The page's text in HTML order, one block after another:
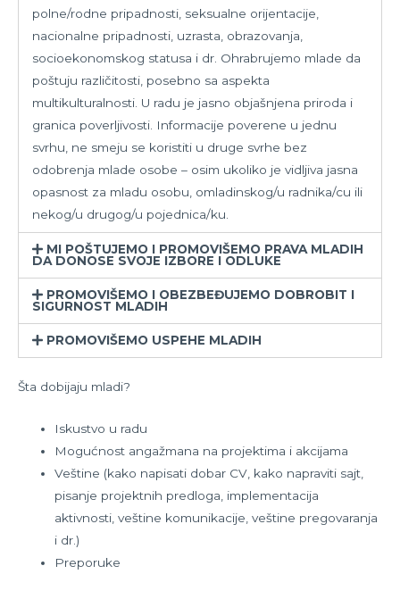
polne/rodne pripadnosti, seksualne orijentacije,
nacionalne pripadnosti, uzrasta, obrazovanja,
socioekonomskog statusa i dr. Ohrabrujemo mlade da
poštuju različitosti, posebno sa aspekta
multikulturalnosti. U radu je jasno objašnjena priroda i
granica poverljivosti. Informacije poverene u jednu
svrhu, ne smeju se koristiti u druge svrhe bez
odobrenja mlade osobe – osim ukoliko je vidljiva jasna
opasnost za mladu osobu, omladinskog/u radnika/cu ili
nekog/u drugog/u pojednica/ku.
MI POŠTUJEMO I PROMOVIŠEMO PRAVA MLADIH
DA DONOSE SVOJE IZBORE I ODLUKE
PROMOVIŠEMO I OBEZBEĐUJEMO DOBROBIT I
SIGURNOST MLADIH
PROMOVIŠEMO USPEHE MLADIH
Šta dobijaju mladi?
Iskustvo u radu
Mogućnost angažmana na projektima i akcijama
Veštine (kako napisati dobar CV, kako napraviti sajt,
pisanje projektnih predloga, implementacija
aktivnosti, veštine komunikacije, veštine pregovaranja
i dr.)
Preporuke